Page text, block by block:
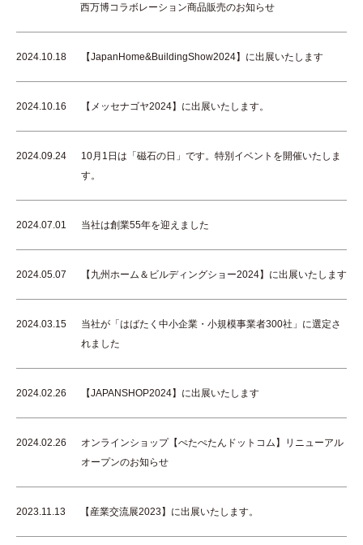
西万博コラボレーション商品販売のお知らせ
2024.10.18 【JapanHome&BuildingShow2024】に出展いたします
2024.10.16 【メッセナゴヤ2024】に出展いたします。
2024.09.24
10月1日は「磁石の日」です。特別イベントを開催いたしま
す。
2024.07.01 当社は創業55年を迎えました
2024.05.07 【九州ホーム＆ビルディングショー2024】に出展いたします
2024.03.15
当社が「はばたく中小企業・小規模事業者300社」に選定さ
れました
2024.02.26 【JAPANSHOP2024】に出展いたします
2024.02.26
オンラインショップ【ぺたぺたんドットコム】リニューアル
オープンのお知らせ
2023.11.13 【産業交流展2023】に出展いたします。